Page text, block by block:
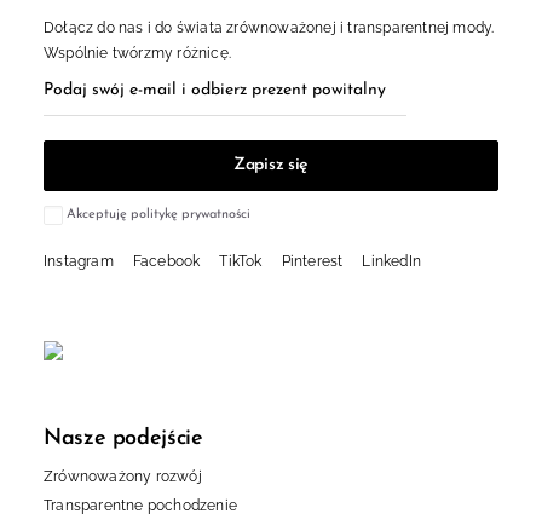
Dołącz do nas i do świata zrównoważonej i transparentnej mody.
Wspólnie twórzmy różnicę.
Akceptuję politykę prywatności
Instagram Facebook TikTok Pinterest LinkedIn
Nasze podejście
Zrównoważony rozwój
Transparentne pochodzenie